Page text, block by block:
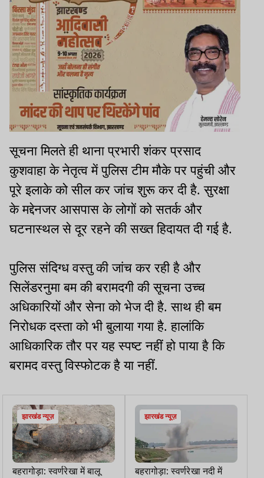
सूचना मिलते ही थाना प्रभारी शंकर प्रसाद
कुशवाहा के नेतृत्व में पुलिस टीम मौके पर पहुंची और
पूरे इलाके को सील कर जांच शुरू कर दी है. सुरक्षा
के मद्देनजर आसपास के लोगों को सतर्क और
घटनास्थल से दूर रहने की सख्त हिदायत दी गई है.
पुलिस संदिग्ध वस्तु की जांच कर रही है और
सिलेंडरनुमा बम की बरामदगी की सूचना उच्च
अधिकारियों और सेना को भेज दी है. साथ ही बम
निरोधक दस्ता को भी बुलाया गया है. हालांकि
आधिकारिक तौर पर यह स्पष्ट नहीं हो पाया है कि
बरामद वस्तु विस्फोटक है या नहीं.
झारखंड न्यूज़
बहरागोड़ा: स्वर्णरेखा में बालू
झारखंड न्यूज़
बहरागोड़ा: स्वर्णरेखा नदी में